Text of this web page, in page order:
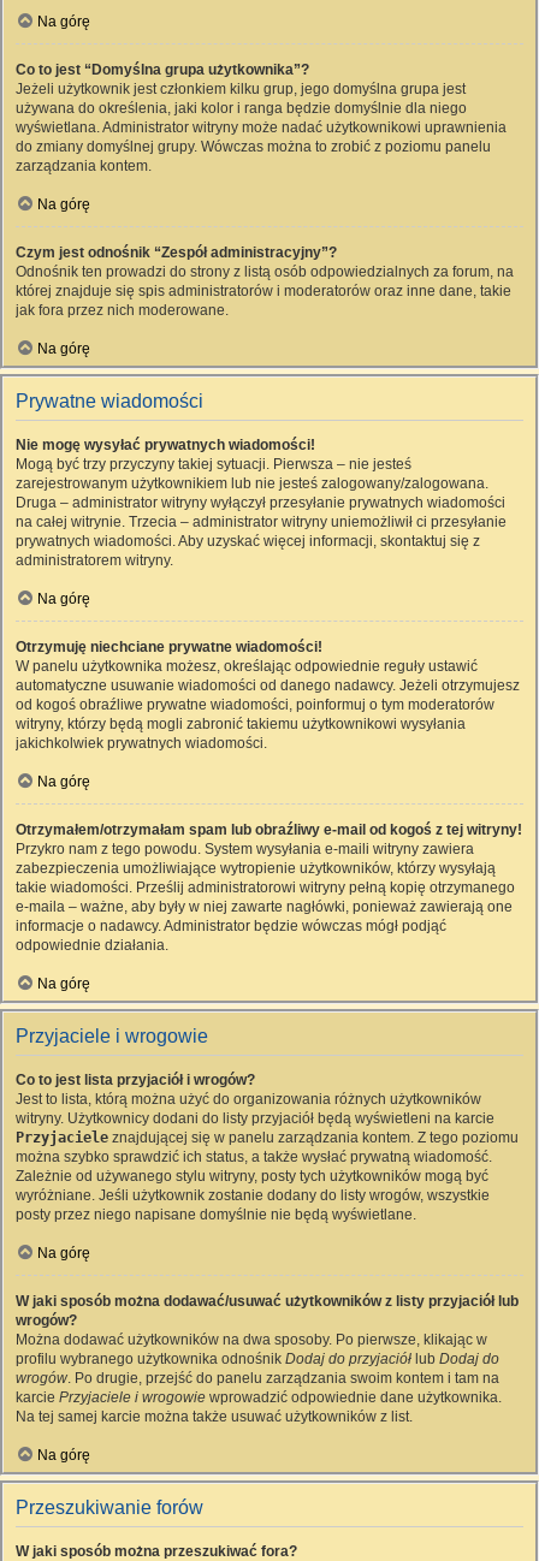
Na górę
Co to jest “Domyślna grupa użytkownika”?
Jeżeli użytkownik jest członkiem kilku grup, jego domyślna grupa jest
używana do określenia, jaki kolor i ranga będzie domyślnie dla niego
wyświetlana. Administrator witryny może nadać użytkownikowi uprawnienia
do zmiany domyślnej grupy. Wówczas można to zrobić z poziomu panelu
zarządzania kontem.
Na górę
Czym jest odnośnik “Zespół administracyjny”?
Odnośnik ten prowadzi do strony z listą osób odpowiedzialnych za forum, na
której znajduje się spis administratorów i moderatorów oraz inne dane, takie
jak fora przez nich moderowane.
Na górę
Prywatne wiadomości
Nie mogę wysyłać prywatnych wiadomości!
Mogą być trzy przyczyny takiej sytuacji. Pierwsza – nie jesteś
zarejestrowanym użytkownikiem lub nie jesteś zalogowany/zalogowana.
Druga – administrator witryny wyłączył przesyłanie prywatnych wiadomości
na całej witrynie. Trzecia – administrator witryny uniemożliwił ci przesyłanie
prywatnych wiadomości. Aby uzyskać więcej informacji, skontaktuj się z
administratorem witryny.
Na górę
Otrzymuję niechciane prywatne wiadomości!
W panelu użytkownika możesz, określając odpowiednie reguły ustawić
automatyczne usuwanie wiadomości od danego nadawcy. Jeżeli otrzymujesz
od kogoś obraźliwe prywatne wiadomości, poinformuj o tym moderatorów
witryny, którzy będą mogli zabronić takiemu użytkownikowi wysyłania
jakichkolwiek prywatnych wiadomości.
Na górę
Otrzymałem/otrzymałam spam lub obraźliwy e-mail od kogoś z tej witryny!
Przykro nam z tego powodu. System wysyłania e-maili witryny zawiera
zabezpieczenia umożliwiające wytropienie użytkowników, którzy wysyłają
takie wiadomości. Prześlij administratorowi witryny pełną kopię otrzymanego
e-maila – ważne, aby były w niej zawarte nagłówki, ponieważ zawierają one
informacje o nadawcy. Administrator będzie wówczas mógł podjąć
odpowiednie działania.
Na górę
Przyjaciele i wrogowie
Co to jest lista przyjaciół i wrogów?
Jest to lista, którą można użyć do organizowania różnych użytkowników
witryny. Użytkownicy dodani do listy przyjaciół będą wyświetleni na karcie
Przyjaciele znajdującej się w panelu zarządzania kontem. Z tego poziomu
można szybko sprawdzić ich status, a także wysłać prywatną wiadomość.
Zależnie od używanego stylu witryny, posty tych użytkowników mogą być
wyróżniane. Jeśli użytkownik zostanie dodany do listy wrogów, wszystkie
posty przez niego napisane domyślnie nie będą wyświetlane.
Na górę
W jaki sposób można dodawać/usuwać użytkowników z listy przyjaciół lub
wrogów?
Można dodawać użytkowników na dwa sposoby. Po pierwsze, klikając w
profilu wybranego użytkownika odnośnik Dodaj do przyjaciół lub Dodaj do
wrogów. Po drugie, przejść do panelu zarządzania swoim kontem i tam na
karcie Przyjaciele i wrogowie wprowadzić odpowiednie dane użytkownika.
Na tej samej karcie można także usuwać użytkowników z list.
Na górę
Przeszukiwanie forów
W jaki sposób można przeszukiwać fora?